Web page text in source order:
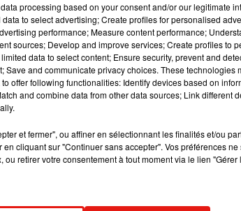
processing based on your consent and/or our legitimate
to select advertising; Create profiles for personalised
performance; Measure content performance;
sources; Develop and improve services; Create profiles to
data to select content; Ensure security, prevent and
Save and communicate privacy choices. These technologies
offer following functionalities: Identify devices based on
and combine data from other data sources; Link different
et fermer", ou affiner en sélectionnant les finalités et/ou
cliquant sur "Continuer sans accepter". Vos préférences
ou retirer votre consentement à tout moment via le lien